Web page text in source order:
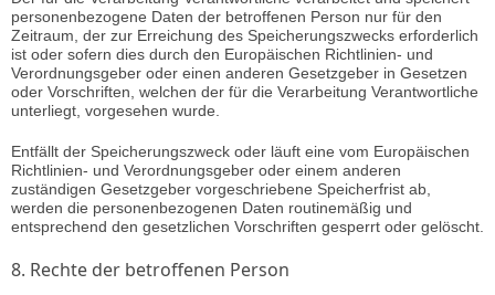
personenbezogene Daten der betroffenen Person nur für den
Zeitraum, der zur Erreichung des Speicherungszwecks erforderlich
ist oder sofern dies durch den Europäischen Richtlinien- und
Verordnungsgeber oder einen anderen Gesetzgeber in Gesetzen
oder Vorschriften, welchen der für die Verarbeitung Verantwortliche
unterliegt, vorgesehen wurde.
Entfällt der Speicherungszweck oder läuft eine vom Europäischen
Richtlinien- und Verordnungsgeber oder einem anderen
zuständigen Gesetzgeber vorgeschriebene Speicherfrist ab,
werden die personenbezogenen Daten routinemäßig und
entsprechend den gesetzlichen Vorschriften gesperrt oder gelöscht.
8. Rechte der betroffenen Person